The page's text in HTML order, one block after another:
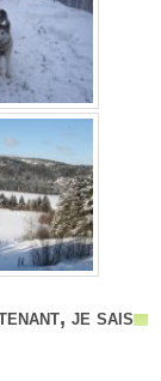
je sais